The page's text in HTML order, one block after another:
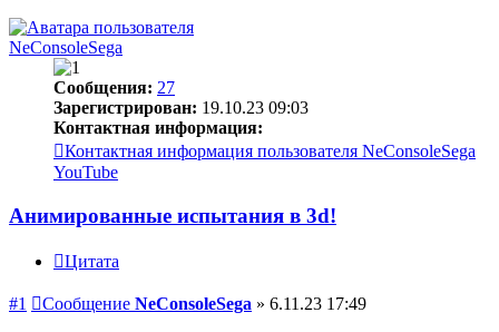
NeConsoleSega
Сообщения: 27
Зарегистрирован: 19.10.23 09:03
Контактная информация:
Контактная информация пользователя NeConsoleSega
YouTube
Анимированные испытания в 3d!
Цитата
#1 Сообщение NeConsoleSega » 6.11.23 17:49